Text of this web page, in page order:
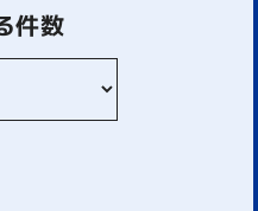
件数